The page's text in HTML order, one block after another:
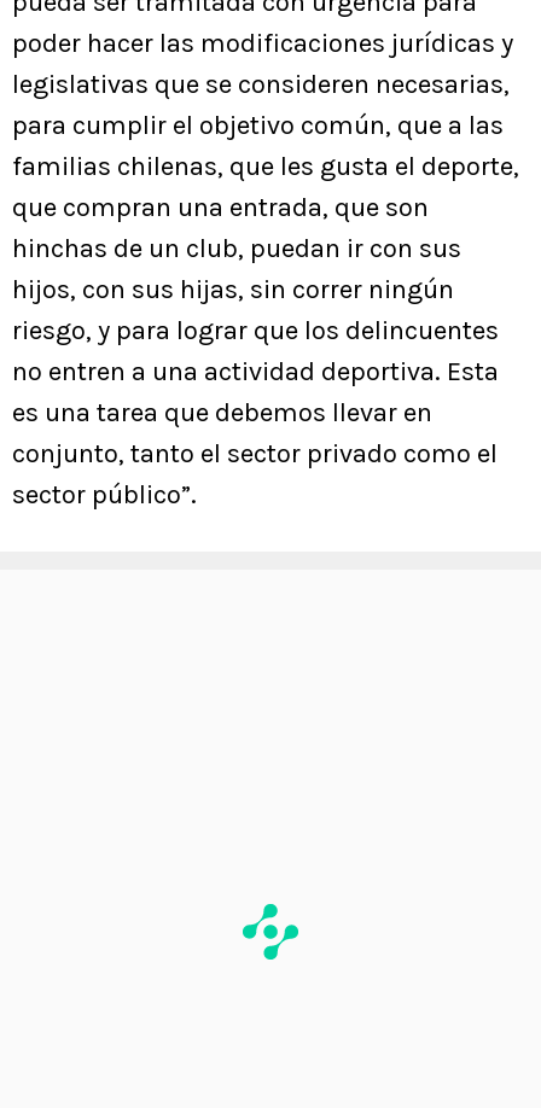
poder hacer las modificaciones jurídicas y
legislativas que se consideren necesarias,
para cumplir el objetivo común, que a las
familias chilenas, que les gusta el deporte,
que compran una entrada, que son
hinchas de un club, puedan ir con sus
hijos, con sus hijas, sin correr ningún
riesgo, y para lograr que los delincuentes
no entren a una actividad deportiva. Esta
es una tarea que debemos llevar en
conjunto, tanto el sector privado como el
sector público”.